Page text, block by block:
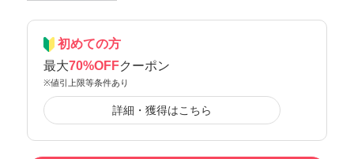
初めての方
最大70%OFFクーポン
※値引上限等条件あり
詳細・獲得はこちら